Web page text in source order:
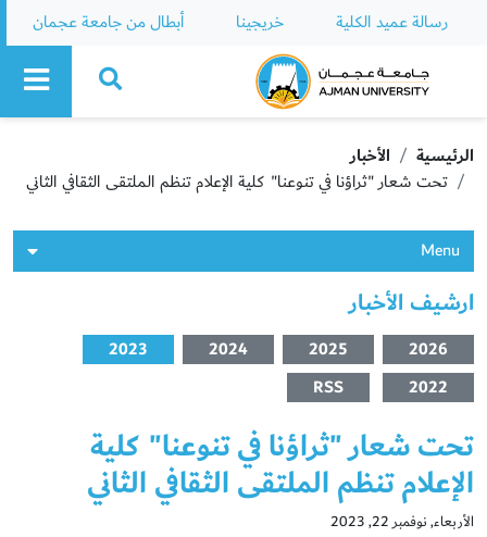
رسالة عميد الكلية خريجينا أبطال من جامعة عجمان
Ajman University
الرئيسية
الأخبار
تحت شعار "ثراؤنا في تنوعنا" كلية الإعلام تنظم الملتقى الثقافي الثاني
Menu
ارشيف الأخبار
2026
2025
2024
2023
2022
RSS
تحت شعار "ثراؤنا في تنوعنا" كلية
الإعلام تنظم الملتقى الثقافي الثاني
الأربعاء, نوفمبر 22, 2023